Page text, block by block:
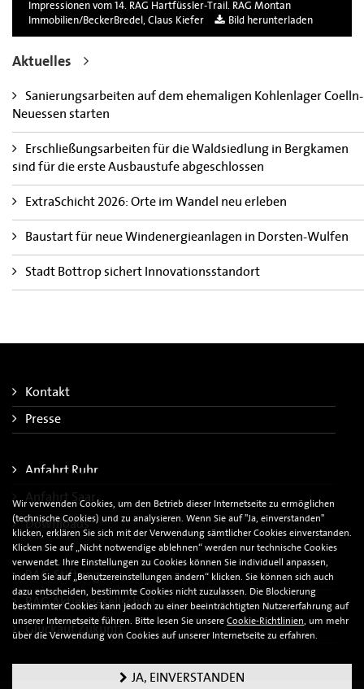
Impressionen vom 14. RAG Hartfüssler-Trail. RAG Montan
Immobilien/BeckerBredel, Claus Kiefer
Bild herunterladen
Aktuelles
Sanierungsarbeiten auf dem ehemaligen Kohlenlager Coelln-
Neuessen starten
Erschließungsarbeiten für die Waldsiedlung in Bergkamen
sind für die erste Ausbaustufe abgeschlossen
ExtraSchicht 2026: Orte im Wandel neu erleben
Baustart für neue Windenergieanlagen in Dorsten-Wulfen
Stadt Bottrop sichert Innovationsstandort
Kontakt
Presse
Anfahrt Ruhr
Anfahrt Saar
Downloads
RAG-Stiftung
RAG Aktiengesellschaft
Glückauf Zukunft
Wir verwenden Cookies, um den Betrieb dieser Internetseite zu ermöglichen
(technische Cookies) und zu analysieren. Wenn Sie auf "Ja, einverstanden"
klicken, erklären Sie sich mit der Verwendung sämtlicher Cookies einverstanden.
Klicken Sie auf „Nicht notwendige ablehnen“ werden nur technische Cookies
verwendet. Ihre Einstellungen zu Cookies können Sie individuell anpassen,
indem Sie auf „Benutzereinstellungen ändern“ klicken. Sie können sich auch
dazu entscheiden, bestimmte Cookies nicht zuzulassen. Die Blockierung
bestimmter Cookies kann jedoch zu einer beeinträchtigten Nutzererfahrung auf
unserer Internetseite führen. Bitte lesen Sie unsere Cookie-Richtlinien, um mehr
über die Verwendung von Cookies auf unserer Internetseite zu erfahren.
JA, EINVERSTANDEN